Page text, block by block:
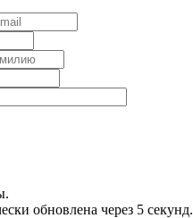
обновлена через 5 секунд.